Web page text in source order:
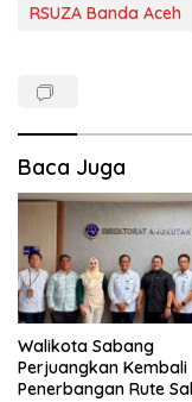
RSUZA Banda Aceh
Baca Juga
Walikota Sabang
Perjuangkan Kembali
Penerbangan Rute